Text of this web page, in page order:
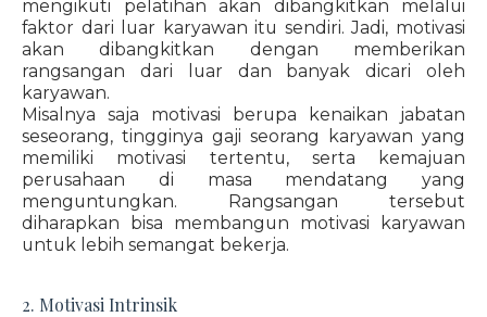
mengikuti pelatihan akan dibangkitkan melalui
faktor dari luar karyawan itu sendiri. Jadi, motivasi
akan dibangkitkan dengan memberikan
rangsangan dari luar dan banyak dicari oleh
karyawan.
Misalnya saja motivasi berupa kenaikan jabatan
seseorang, tingginya gaji seorang karyawan yang
memiliki motivasi tertentu, serta kemajuan
perusahaan di masa mendatang yang
menguntungkan. Rangsangan tersebut
diharapkan bisa membangun motivasi karyawan
untuk lebih semangat bekerja.
2. Motivasi Intrinsik